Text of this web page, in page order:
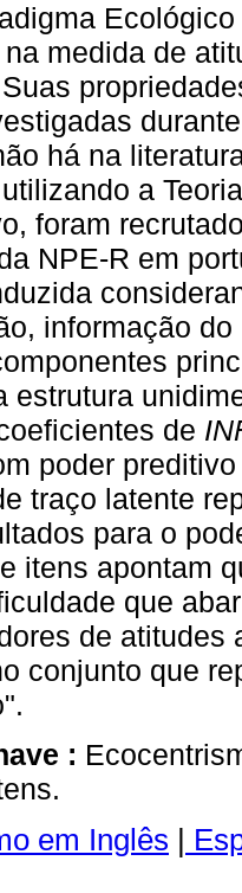
medida de
há na
a
foram
NPE-R em
informação
estrutura
de
poder
traço latente
para o
itens apontam
que
de atitudes
conjunto que
:
em Inglês |